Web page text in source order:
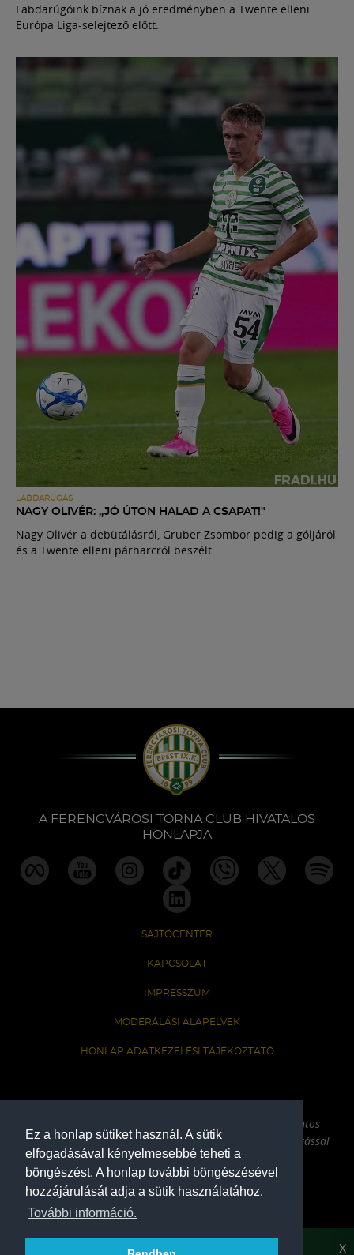
Ez a honlap sütiket használ. A sütik
elfogadásával kényelmesebbé teheti a
böngészést. A honlap további böngészésével
hozzájárulását adja a sütik használatához.
További információ.
Labdarúgóink bíznak a jó eredményben a Twente elleni
Európa Liga-selejtező előtt.
LABDARÚGÁS
NAGY OLIVÉR: „JÓ ÚTON HALAD A CSAPAT!"
Nagy Olivér a debütálásról, Gruber Zsombor pedig a góljáról
és a Twente elleni párharcról beszélt.
A FERENCVÁROSI TORNA CLUB HIVATALOS
HONLAPJA
SAJTÓCENTER
KAPCSOLAT
IMPRESSZUM
MODERÁLÁSI ALAPELVEK
HONLAP ADATKEZELÉSI TÁJÉKOZTATÓ
Az oldalon található írott és képi anyagok csak a forrás pontos
megjelölésével, internetes felhasználás esetén aktív hivatkozással
használhatóak fel.
X